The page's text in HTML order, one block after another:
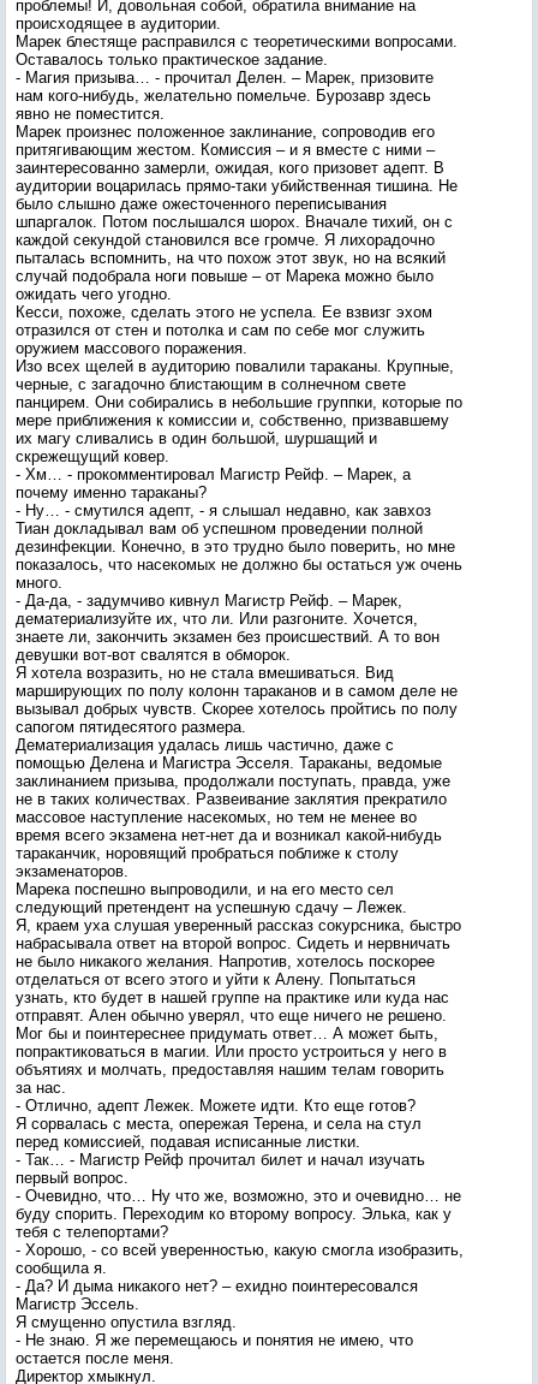
проблемы! И, довольная собой, обратила внимание на
происходящее в аудитории.
Марек блестяще расправился с теоретическими вопросами.
Оставалось только практическое задание.
- Магия призыва… - прочитал Делен. – Марек, призовите
нам кого-нибудь, желательно помельче. Бурозавр здесь
явно не поместится.
Марек произнес положенное заклинание, сопроводив его
притягивающим жестом. Комиссия – и я вместе с ними –
заинтересованно замерли, ожидая, кого призовет адепт. В
аудитории воцарилась прямо-таки убийственная тишина. Не
было слышно даже ожесточенного переписывания
шпаргалок. Потом послышался шорох. Вначале тихий, он с
каждой секундой становился все громче. Я лихорадочно
пыталась вспомнить, на что похож этот звук, но на всякий
случай подобрала ноги повыше – от Марека можно было
ожидать чего угодно.
Кесси, похоже, сделать этого не успела. Ее взвизг эхом
отразился от стен и потолка и сам по себе мог служить
оружием массового поражения.
Изо всех щелей в аудиторию повалили тараканы. Крупные,
черные, с загадочно блистающим в солнечном свете
панцирем. Они собирались в небольшие группки, которые по
мере приближения к комиссии и, собственно, призвавшему
их магу сливались в один большой, шуршащий и
скрежещущий ковер.
- Хм… - прокомментировал Магистр Рейф. – Марек, а
почему именно тараканы?
- Ну… - смутился адепт, - я слышал недавно, как завхоз
Тиан докладывал вам об успешном проведении полной
дезинфекции. Конечно, в это трудно было поверить, но мне
показалось, что насекомых не должно бы остаться уж очень
много.
- Да-да, - задумчиво кивнул Магистр Рейф. – Марек,
дематериализуйте их, что ли. Или разгоните. Хочется,
знаете ли, закончить экзамен без происшествий. А то вон
девушки вот-вот свалятся в обморок.
Я хотела возразить, но не стала вмешиваться. Вид
марширующих по полу колонн тараканов и в самом деле не
вызывал добрых чувств. Скорее хотелось пройтись по полу
сапогом пятидесятого размера.
Дематериализация удалась лишь частично, даже с
помощью Делена и Магистра Эсселя. Тараканы, ведомые
заклинанием призыва, продолжали поступать, правда, уже
не в таких количествах. Развеивание заклятия прекратило
массовое наступление насекомых, но тем не менее во
время всего экзамена нет-нет да и возникал какой-нибудь
тараканчик, норовящий пробраться поближе к столу
экзаменаторов.
Марека поспешно выпроводили, и на его место сел
следующий претендент на успешную сдачу – Лежек.
Я, краем уха слушая уверенный рассказ сокурсника, быстро
набрасывала ответ на второй вопрос. Сидеть и нервничать
не было никакого желания. Напротив, хотелось поскорее
отделаться от всего этого и уйти к Алену. Попытаться
узнать, кто будет в нашей группе на практике или куда нас
отправят. Ален обычно уверял, что еще ничего не решено.
Мог бы и поинтереснее придумать ответ… А может быть,
попрактиковаться в магии. Или просто устроиться у него в
объятиях и молчать, предоставляя нашим телам говорить
за нас.
- Отлично, адепт Лежек. Можете идти. Кто еще готов?
Я сорвалась с места, опережая Терена, и села на стул
перед комиссией, подавая исписанные листки.
- Так… - Магистр Рейф прочитал билет и начал изучать
первый вопрос.
- Очевидно, что… Ну что же, возможно, это и очевидно… не
буду спорить. Переходим ко второму вопросу. Элька, как у
тебя с телепортами?
- Хорошо, - со всей уверенностью, какую смогла изобразить,
сообщила я.
- Да? И дыма никакого нет? – ехидно поинтересовался
Магистр Эссель.
Я смущенно опустила взгляд.
- Не знаю. Я же перемещаюсь и понятия не имею, что
остается после меня.
Директор хмыкнул.